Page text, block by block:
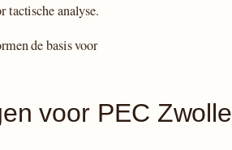
tactische analyse.
de basis voor
voor PEC Zwolle